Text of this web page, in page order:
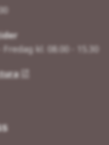
kl. 08.00 - 15.30